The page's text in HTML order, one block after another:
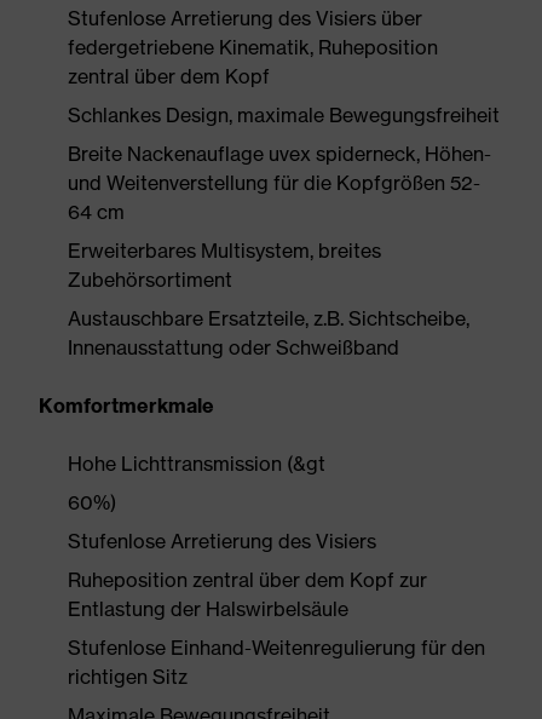
Stufenlose Arretierung des Visiers über
federgetriebene Kinematik, Ruheposition
zentral über dem Kopf
Schlankes Design, maximale Bewegungsfreiheit
Breite Nackenauflage uvex spiderneck, Höhen-
und Weitenverstellung für die Kopfgrößen 52-
64 cm
Erweiterbares Multisystem, breites
Zubehörsortiment
Austauschbare Ersatzteile, z.B. Sichtscheibe,
Innenausstattung oder Schweißband
Komfortmerkmale
Hohe Lichttransmission (&gt
60%)
Stufenlose Arretierung des Visiers
Ruheposition zentral über dem Kopf zur
Entlastung der Halswirbelsäule
Stufenlose Einhand-Weitenregulierung für den
richtigen Sitz